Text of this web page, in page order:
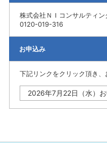
株式会社ＮＩコンサルティ
0120-019-316
お申込み
下記リンクをクリック頂き、
2026年7月22日（水）